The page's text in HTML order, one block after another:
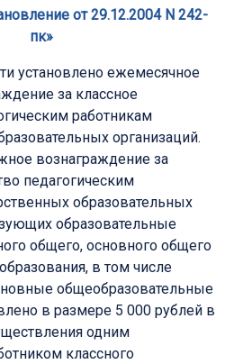
от 29.12.2004 N 242-
пк»
установлено ежемесячное
за классное
работникам
организаций.
вознаграждение за
педагогическим
образовательных
образовательные
общего, основного общего
в том числе
общеобразовательные
в размере 5 000 рублей в
одним
классного